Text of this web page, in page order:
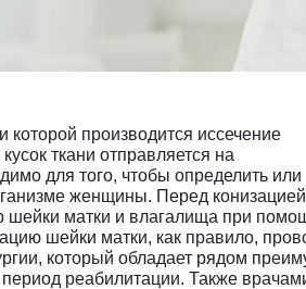
которой производится иссечение
ткани отправляется на
для того, чтобы определить или
женщины. Перед конизацией
шейки матки и влагалища при
шейки матки, как правило,
который обладает рядом
реабилитации. Также